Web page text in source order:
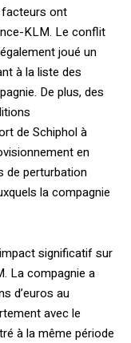
facteurs ont
KLM. Le conflit
joué un
à la liste des
De plus, des
de Schiphol à
en
de perturbation
la compagnie
significatif sur
La compagnie a
d’euros au
avec le
à la même période